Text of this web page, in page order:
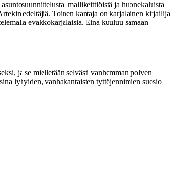
mallikeittiöistä ja huonekaluista
edeltäjiä. Toinen kantaja on karjalainen kirjailija
evakkokarjalaisia. Elna kuuluu samaan
ja se mielletään selvästi vanhemman polven
lyhyiden, vanhakantaisten tyttöjennimien suosio